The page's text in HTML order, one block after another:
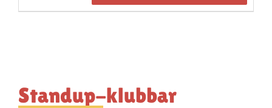
Standup-klubbar